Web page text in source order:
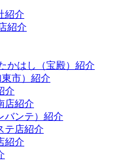
紹介
紹介
かはし（宝殿）紹介
市）紹介
介
店紹介
ンテ）紹介
テ店紹介
紹介